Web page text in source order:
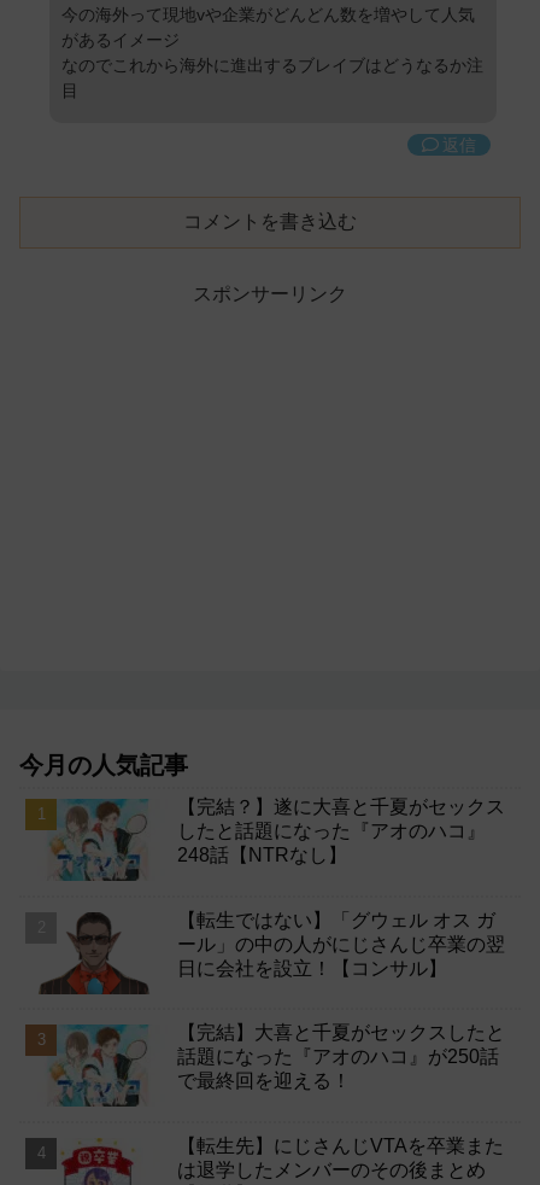
今の海外って現地vや企業がどんどん数を増やして人気
があるイメージ
なのでこれから海外に進出するブレイブはどうなるか注
目
返信
コメントを書き込む
スポンサーリンク
今月の人気記事
【完結？】遂に大喜と千夏がセックス
したと話題になった『アオのハコ』
248話【NTRなし】
【転生ではない】「グウェル オス ガ
ール」の中の人がにじさんじ卒業の翌
日に会社を設立！【コンサル】
【完結】大喜と千夏がセックスしたと
話題になった『アオのハコ』が250話
で最終回を迎える！
【転生先】にじさんじVTAを卒業また
は退学したメンバーのその後まとめ